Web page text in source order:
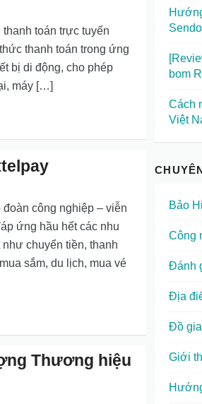
toán trực tuyến
thanh toán trong ứng
bị di động, cho phép
máy […]
công nghiệp – viễn
ứng hầu hết các nhu
chuyển tiền, thanh
sắm, du lịch, mua vé
Thương hiệu
Sendo
bom
Cách
Việt
Bảo
Công
Đánh
Địa
Đồ
Giới